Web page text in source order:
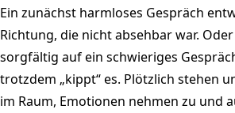
Ein zunächst harmloses Gespräch
Richtung, die nicht absehbar war.
sorgfältig auf ein schwieriges
trotzdem „kippt“ es. Plötzlich stehen
im Raum, Emotionen nehmen zu und